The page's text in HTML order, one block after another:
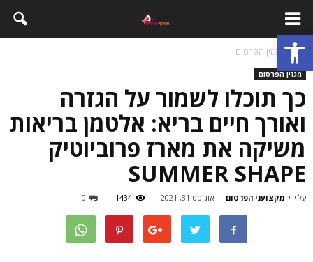
פתח סרגל נגישות
בית מגזין הפרסום
מגזין הפרסום
כך תוכלו לשמור על הגזרה
ואורך חיים בריא: אלטמן בריאות
משיקה את מארז פרוביוטיק
SUMMER SHAPE
על ידי מקצועני הפרסום - אוגוסט 31, 2021 1434
0